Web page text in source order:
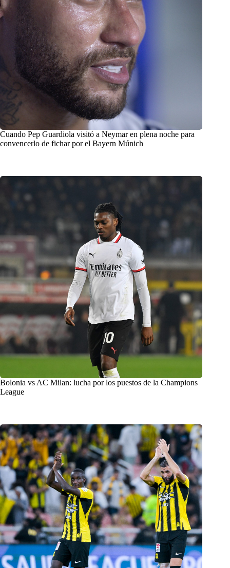
Cuando Pep Guardiola visitó a Neymar en plena noche para
convencerlo de fichar por el Bayern Múnich
Bolonia vs AC Milan: lucha por los puestos de la Champions
League